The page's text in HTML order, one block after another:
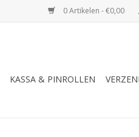
0 Artikelen - €0,00
KASSA & PINROLLEN